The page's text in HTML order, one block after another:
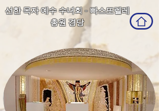
선한 목자 예수 수녀회 - 빠스또렐레
총원 경당